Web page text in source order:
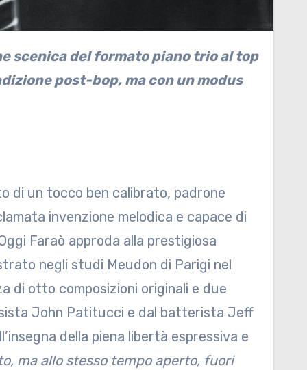
post-bop, ma con un modus
di un tocco ben calibrato, padrone
invenzione melodica e capace di
Faraò approda alla prestigiosa
negli studi Meudon di Parigi nel
di otto composizioni originali e due
John Patitucci e dal batterista Jeff
della piena libertà espressiva e
ma allo stesso tempo aperto, fuori